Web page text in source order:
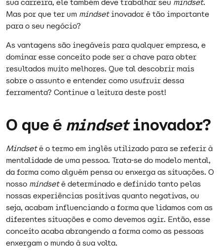
sua carreira, ele também deve trabalhar seu mindset.
Mas por que ter um mindsetinovador é tão importante
para o seu negócio?
As vantagens são inegáveis para qualquer empresa, e
dominar esse conceito pode ser a chave para obter
resultados muito melhores. Que tal descobrir mais
sobre o assunto e entender como usufruir dessa
ferramenta? Continue a leitura deste post!
O que é mindsetinovador?
Mindseté o termo em inglês utilizado para se referir à
mentalidade de uma pessoa. Trata-se do modelo mental,
da forma como alguém pensa ou enxerga as situações. O
nosso mindseté determinado e definido tanto pelas
nossas experiências positivas quanto negativas, ou
seja, acabam influenciando a forma que lidamos com as
diferentes situações e como devemos agir. Então, esse
conceito acaba abrangendo a forma como as pessoas
enxergam o mundo à sua volta.